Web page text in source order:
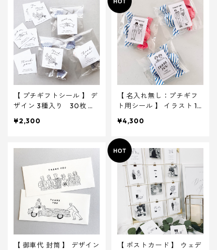
【 プチギフトシール 】 デ
ザイン 3種入り 30枚 ｜
¥2,300
【 名入れ無し：プチギフ
ト用シール 】 イラスト 10
ディング
¥4,300
【 御車代 封筒 】 デザイン
【 ポストカード 】 ウェデ